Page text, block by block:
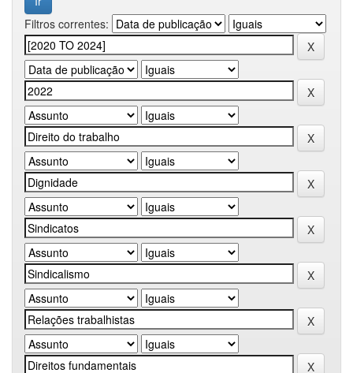
Filtros correntes: